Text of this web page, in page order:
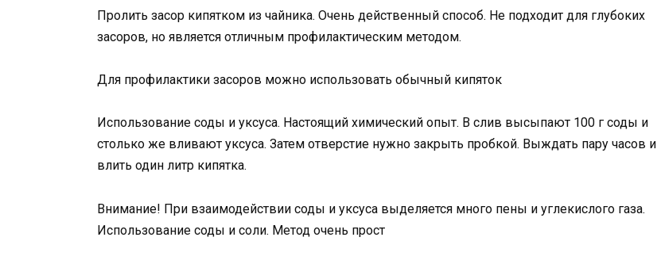
Пролить засор кипятком из чайника. Очень действенный способ. Не подходит для глубоких
засоров, но является отличным профилактическим методом.
Для профилактики засоров можно использовать обычный кипяток
Использование соды и уксуса. Настоящий химический опыт. В слив высыпают 100 г соды и
столько же вливают уксуса. Затем отверстие нужно закрыть пробкой. Выждать пару часов и
влить один литр кипятка.
Внимание! При взаимодействии соды и уксуса выделяется много пены и углекислого газа.
Использование соды и соли. Метод очень прост